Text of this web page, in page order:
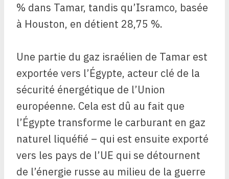
% dans Tamar, tandis qu’Isramco, basée
à Houston, en détient 28,75 %.
Une partie du gaz israélien de Tamar est
exportée vers l’Égypte, acteur clé de la
sécurité énergétique de l’Union
européenne. Cela est dû au fait que
l’Égypte transforme le carburant en gaz
naturel liquéfié – qui est ensuite exporté
vers les pays de l’UE qui se détournent
de l’énergie russe au milieu de la guerre